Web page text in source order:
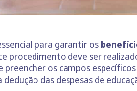
para garantir os
procedimento deve ser
os campos
das despesas de